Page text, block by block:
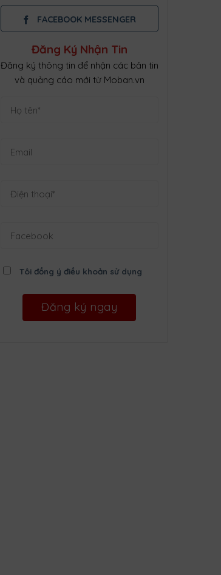
FACEBOOK MESSENGER
Đăng Ký Nhận Tin
Đăng ký thông tin để nhận các bản tin
và quảng cáo mới từ Moban.vn
Tôi đồng ý điều khoản sử dụng